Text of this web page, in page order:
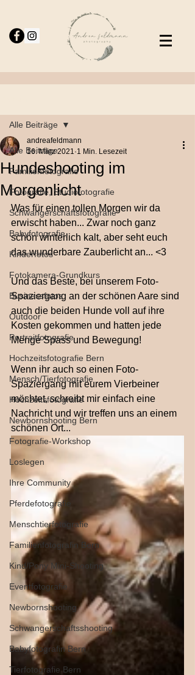
Alle Beiträge
Familienfotografie
Fotografie, Studiofotografie
Schwangerschaftsfotografie
Babyfotografie,
Kinderfotos
Fotokamera-Grundkurs
Businessfotos
Outdoor
Portraitfotografie
Hochzeitsfotografie Bern
Mensch/Tierfotografie
Hochzeitsfotografie
Newbornshooting Bern
Fotografie-Workshop
Loslegen
Ihre Community
Pferdefotografie
Menschtierfotografie
Familienfotografin Bern
Kind/Pony Mini-Shooting
Eventfotografie
Newbornshooting
Schwangerschaftsshooting
Babyfotografin Bern
Tierfotografie Bern
Alle Beiträge
Hundeshooting im
Morgenlicht
andreafeldmann
16. März 2021 1 Min. Lesezeit
Was für einen tollen Morgen wir da
erwischt haben... Zwar noch ganz
schön winterlich kalt, aber seht euch
das wunderbare Zauberlicht an... <3
Und das Beste, bei unserem Foto-
Spaziergang an der schönen Aare sind
auch die beiden Hunde voll auf ihre
Kosten gekommen und hatten jede
Menge Spass und Bewegung!
Wenn ihr auch so einen Foto-
Spaziergang mit eurem Vierbeiner
möchtet, schreibt mir einfach eine
Nachricht und wir treffen uns an einem
schönen Ort...